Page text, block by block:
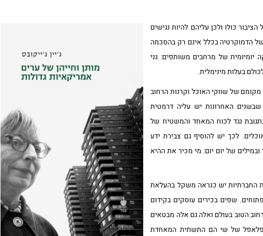
כולו ולכן עליהם להיות נגישים
הדמוקרטיה בכלל אינם רק בהסכמה
של מרחבים משותפים: גני
בעלות מינימלית.
של שווקי האוכל וקרנות הרחוב
שבשנים האחרונות יש עליה דרמטית
בתגובת נגד לכוח המאחד והמשטיח של
לכך יש להוסיף גם צבירת ידע
ובמילים של יום יום: מי מכיר את ההיא
החברתיות יש כנראה משקל בהעלאת
שפים בכירים עוסקים בקידום
הטוב בעולם ואלה גם אלה מבטאים
של שי הם התשתית המאחדת